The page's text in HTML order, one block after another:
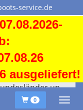
service.de
ausgeliefert!
0
und Städte